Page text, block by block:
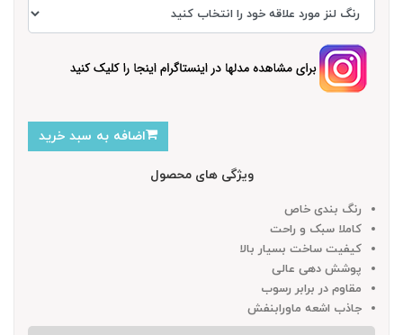
اضافه به سبد خرید
ویژگی های محصول
رنگ بندی خاص
کاملا سبک و راحت
کیفیت ساخت بسیار بالا
پوشش دهی عالی
مقاوم در برابر رسوب
جاذب اشعه ماورابنفش